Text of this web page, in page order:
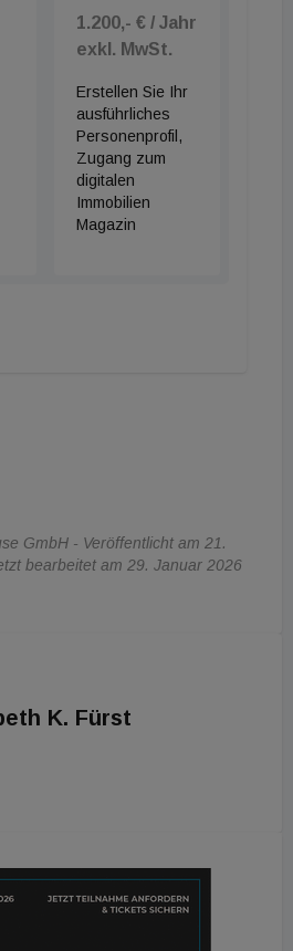
1.200,- € / Jahr
exkl. MwSt.
Erstellen Sie Ihr
ausführliches
Personenprofil,
Zugang zum
digitalen
Immobilien
Magazin
GmbH - Veröffentlicht am 21.
bearbeitet am 29. Januar 2026
K. Fürst